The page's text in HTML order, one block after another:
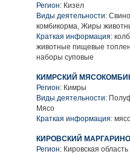
Регион: Кизел
Виды деятельности:
комбикорма, Жиры
Краткая информация:
животные пищевые
наборы суповые
КИМРСКИЙ
Регион: Кимры
Виды деятельности:
Мясо
Краткая информация:
КИРОВСКИЙ
Регион: Кировская область